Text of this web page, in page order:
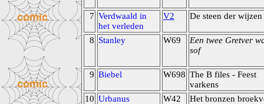
7 Verdwaald in
het verleden
V2 De steen der wijzen
8 Stanley W69
Een twee Gretver
sof
9 Biebel W698 The B files - Feest
varkens
10 Urbanus W42
Het bronzen